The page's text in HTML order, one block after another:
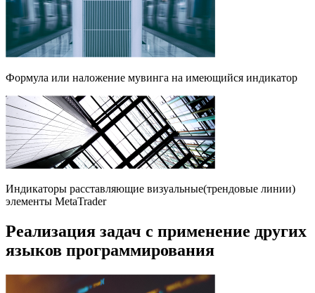
Формула или наложение мувинга на имеющийся индикатор
Индикаторы расставляющие визуальные(трендовые линии)
элементы MetaTrader
Реализация задач с применение других
языков программирования